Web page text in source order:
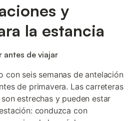
y
la estancia
antes de viajar
con seis semanas de antelación
de primavera. Las carreteras
estrechas y pueden estar
conduzca con